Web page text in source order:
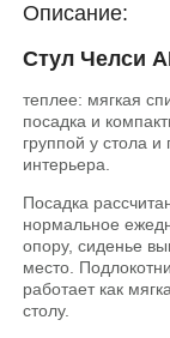
Описание:
Стул Челси
теплее: мягкая
посадка и
группой у стола
интерьера.
Посадка
нормальное
опору, сиденье
место.
работает как
столу.